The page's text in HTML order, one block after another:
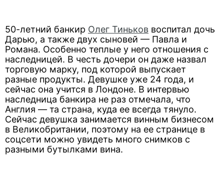
50-летний банкир Олег Тиньков воспитал дочь
Дарью, а также двух сыновей — Павла и
Романа. Особенно теплые у него отношения с
наследницей. В честь дочери он даже назвал
торговую марку, под которой выпускает
разные продукты. Девушке уже 24 года, и
сейчас она учится в Лондоне. В интервью
наследница банкира не раз отмечала, что
Англия — та страна, куда ее всегда тянуло.
Сейчас девушка занимается винным бизнесом
в Великобритании, поэтому на ее странице в
соцсети можно увидеть много снимков с
разными бутылками вина.